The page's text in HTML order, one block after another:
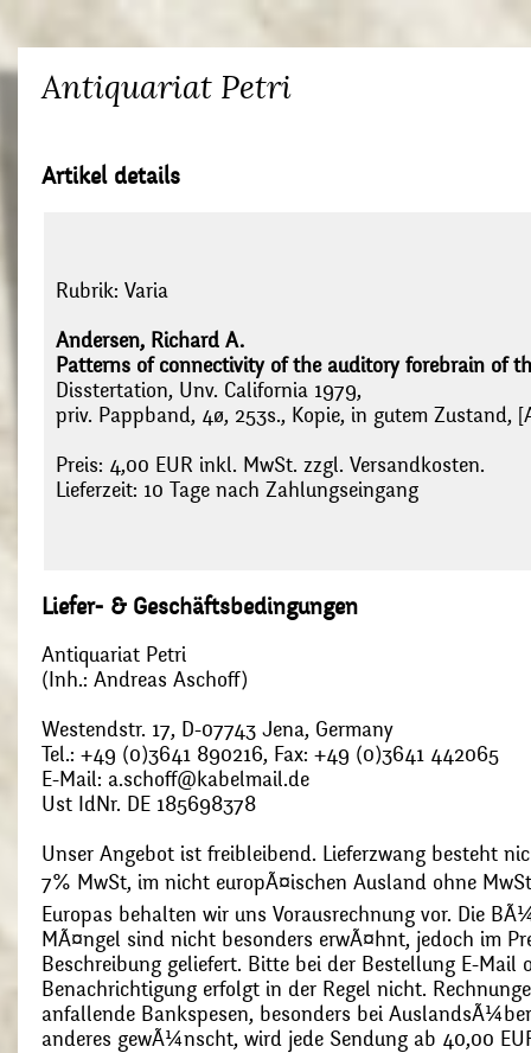
Antiquariat Petri
Artikel details
Rubrik: Varia
Andersen, Richard A.
Patterns of connectivity of the auditory forebrain of
Disstertation, Unv. California 1979,
priv. Pappband, 4ø, 253s., Kopie, in gutem Zustand,
Preis: 4,00 EUR inkl. MwSt. zzgl. Versandkosten.
Lieferzeit: 10 Tage nach Zahlungseingang
Liefer- & Geschäftsbedingungen
Antiquariat Petri
(Inh.: Andreas Aschoff)
Westendstr. 17, D-07743 Jena, Germany
Tel.: +49 (0)3641 890216, Fax: +49 (0)3641 442065
E-Mail: a.schoff@kabelmail.de
Ust IdNr. DE 185698378
Unser Angebot ist freibleibend. Lieferzwang besteht
7% MwSt, im nicht europÃ¤ischen Ausland ohne
Europas behalten wir uns Vorausrechnung vor. Die
MÃ¤ngel sind nicht besonders erwÃ¤hnt, jedoch im
Beschreibung geliefert. Bitte bei der Bestellung E-Mail
Benachrichtigung erfolgt in der Regel nicht.
anfallende Bankspesen, besonders bei
anderes gewÃ¼nscht, wird jede Sendung ab 40,00